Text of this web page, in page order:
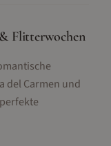
Flitterwochen
del Carmen und